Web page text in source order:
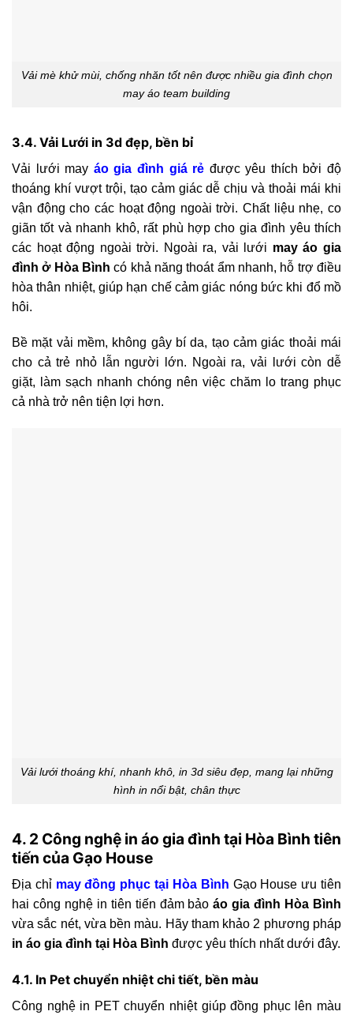
Vải mè khử mùi, chống nhăn tốt nên được nhiều gia đình chọn
may áo team building
3.4. Vải Lưới in 3d đẹp, bền bỉ
Vải lưới may áo gia đình giá rẻ được yêu thích bởi độ
thoáng khí vượt trội, tạo cảm giác dễ chịu và thoải mái khi
vận động cho các hoạt động ngoài trời. Chất liệu nhẹ, co
giãn tốt và nhanh khô, rất phù hợp cho gia đình yêu thích
các hoạt động ngoài trời. Ngoài ra, vải lưới may áo gia
đình ở Hòa Bình có khả năng thoát ẩm nhanh, hỗ trợ điều
hòa thân nhiệt, giúp hạn chế cảm giác nóng bức khi đổ mồ
hôi.
Bề mặt vải mềm, không gây bí da, tạo cảm giác thoải mái
cho cả trẻ nhỏ lẫn người lớn. Ngoài ra, vải lưới còn dễ
giặt, làm sạch nhanh chóng nên việc chăm lo trang phục
cả nhà trở nên tiện lợi hơn.
Vải lưới thoáng khí, nhanh khô, in 3d siêu đẹp, mang lại những
hình in nổi bật, chân thực
4. 2 Công nghệ in áo gia đình tại Hòa Bình tiên
tiến của Gạo House
Địa chỉ may đồng phục tại Hòa Bình Gạo House ưu tiên
hai công nghệ in tiên tiến đảm bảo áo gia đình Hòa Bình
vừa sắc nét, vừa bền màu. Hãy tham khảo 2 phương pháp
in áo gia đình tại Hòa Bình được yêu thích nhất dưới đây.
4.1. In Pet chuyển nhiệt chi tiết, bền màu
Công nghệ in PET chuyển nhiệt giúp đồng phục lên màu